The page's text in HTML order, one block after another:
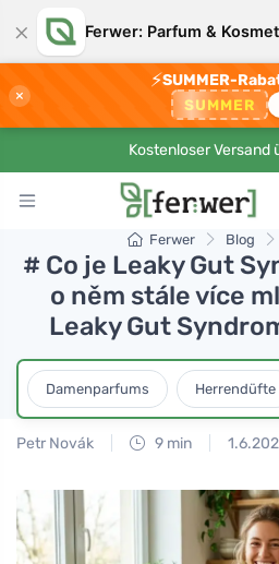
× Ferwer: Parfum &
×
⚡SUMMER-
SUMMER
Kostenloser Versand
Ferwer Blog
# Co je Leaky Gut
o něm stále více
Leaky Gut
Damenparfums Herrendüfte
Petr Novák 9 min